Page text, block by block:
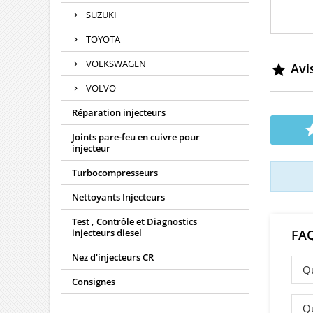
SUZUKI
TOYOTA
VOLKSWAGEN
VOLVO
Réparation injecteurs
Joints pare-feu en cuivre pour
injecteur
Turbocompresseurs
Nettoyants Injecteurs
Test , Contrôle et Diagnostics
injecteurs diesel
Nez d'injecteurs CR
Consignes
:
